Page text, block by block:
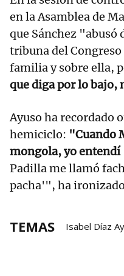
en la Asamblea de
que Sánchez
tribuna del
familia y sobre ella,
que diga por lo bajo,
Ayuso ha recordado
hemiciclo: "Cuando
mongola, yo
Padilla me llamó
pacha'", ha
TEMAS Isabel Díaz